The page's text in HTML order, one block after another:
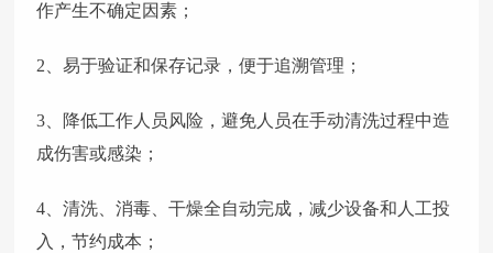
作产生不确定因素；
2、易于验证和保存记录，便于追溯管理；
3、降低工作人员风险，避免人员在手动清洗过程中造
成伤害或感染；
4、清洗、消毒、干燥全自动完成，减少设备和人工投
入，节约成本；